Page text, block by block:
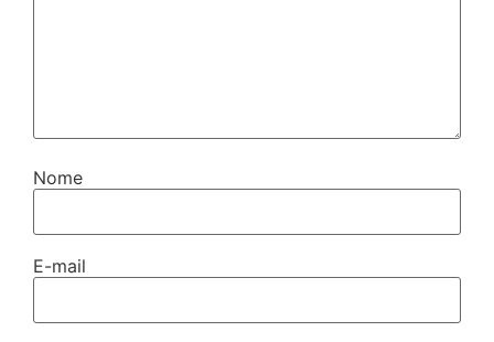
Nome
E-mail